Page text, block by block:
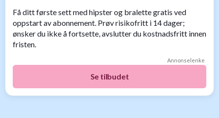
Få ditt første sett med hipster og bralette gratis ved
oppstart av abonnement. Prøv risikofritt i 14 dager;
ønsker du ikke å fortsette, avslutter du kostnadsfritt innen
fristen.
Annonselenke
Se tilbudet